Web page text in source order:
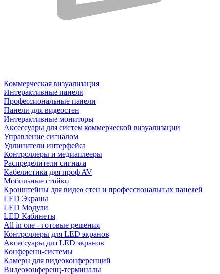
Коммерческая визуализация
Интерактивные панели
Профессиональные панели
Панели для видеостен
Интерактивные мониторы
Аксессуары для систем коммерческой визуализации
Управление сигналом
Удлинители интерфейса
Контроллеры и медиаплееры
Распределители сигнала
Кабелистика для проф AV
Мобильные стойки
Кронштейны для видео стен и профессиональных панелей
LED Экраны
LED Модули
LED Кабинеты
All in one - готовые решения
Контроллеры для LED экранов
Аксессуары для LED экранов
Конференц-системы
Камеры для видеоконференций
Видеоконференц-терминалы